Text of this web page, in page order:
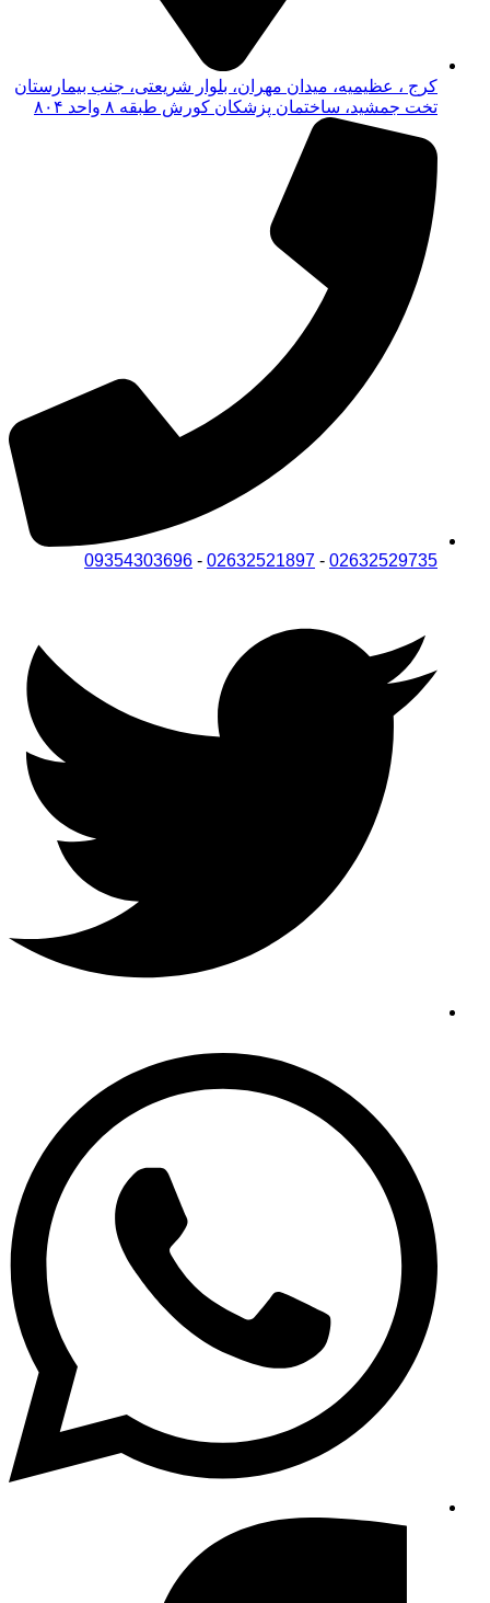
کرج ، عظیمیه، میدان مهران، بلوار شریعتی، جنب بیمارستان
تخت جمشید، ساختمان پزشکان کورش طبقه ۸ واحد ۸۰۴
02632529735
-
02632521897
-
09354303696